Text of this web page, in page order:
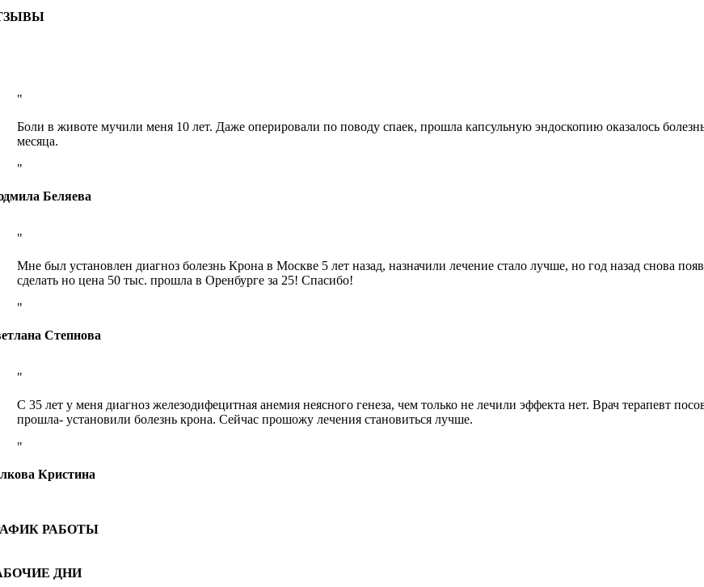
Боли в животе мучили меня 10 лет. Даже оперировали по поводу спаек, прошла капсульную эндоскопию оказалось
месяца.
Беляева
Мне был установлен диагноз болезнь Крона в Москве 5 лет назад, назначили лечение стало лучше, но год назад снова
сделать но цена 50 тыс. прошла в Оренбурге за 25! Спасибо!
Степнова
С 35 лет у меня диагноз железодифецитная анемия неясного генеза, чем только не лечили эффекта нет. Врач терапевт
прошла- установили болезнь крона. Сейчас прошожу лечения становиться лучше.
Кристина
РАБОТЫ
ДНИ